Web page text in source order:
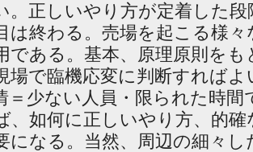
。正しいやり方が定着した
は終わる。売場を起こる様
である。基本、原理原則を
場で臨機応変に判断すればよ
＝少ない人員・限られた時
、如何に正しいやり方、的
になる。当然、周辺の細々